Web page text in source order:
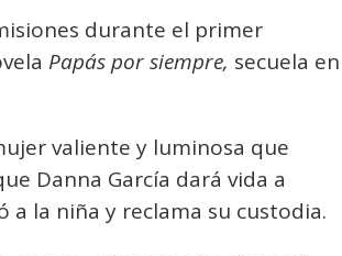
durante el primer
Papás por siempre, secuela en
valiente y luminosa que
Danna García dará vida a
a la niña y reclama su custodia.